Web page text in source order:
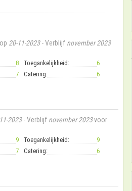
op 20-11-2023- Verblijf november 2023
8 Toegankelijkheid:
6
7 Catering:
6
2023- Verblijf november 2023voor
9 Toegankelijkheid:
9
7 Catering:
6